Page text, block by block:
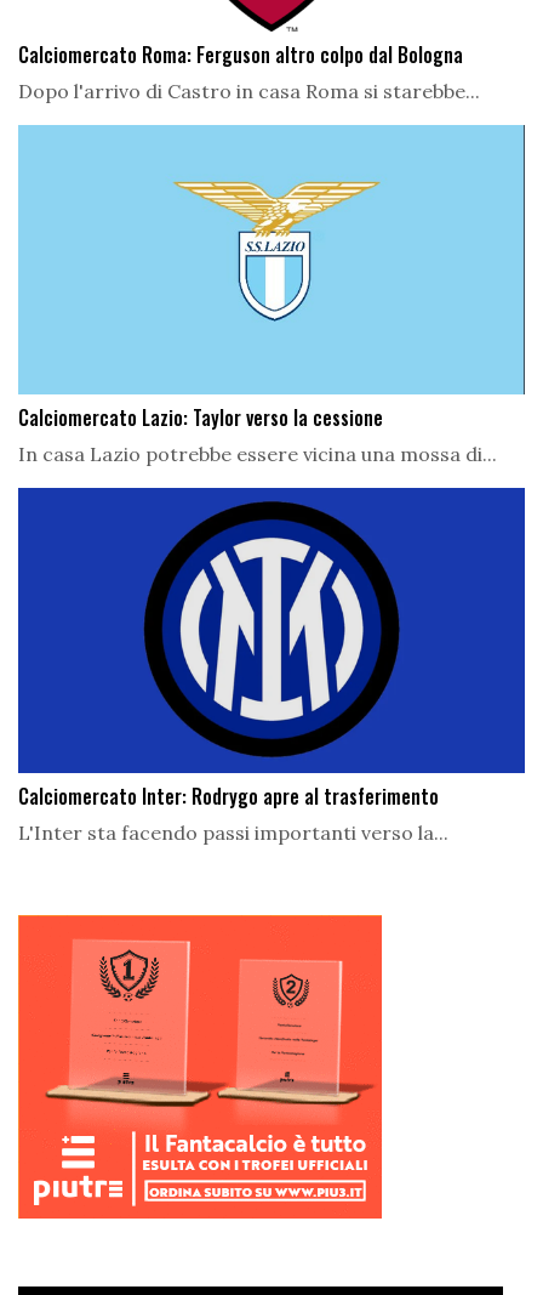
Calciomercato Roma: Ferguson altro colpo dal Bologna
Dopo l'arrivo di Castro in casa Roma si starebbe...
Calciomercato Lazio: Taylor verso la cessione
In casa Lazio potrebbe essere vicina una mossa di...
Calciomercato Inter: Rodrygo apre al trasferimento
L'Inter sta facendo passi importanti verso la...